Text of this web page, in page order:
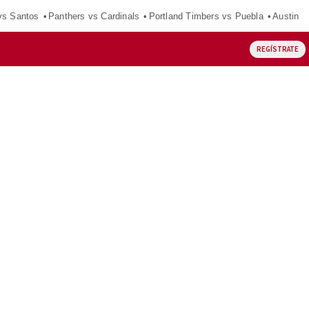
Santos Panthers vs Cardinals Portland Timbers vs Puebla Austin
REGÍSTRATE